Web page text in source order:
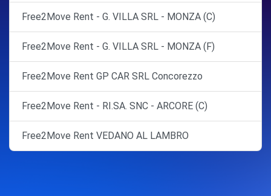
Free2Move Rent - G. VILLA SRL - MONZA (C)
Free2Move Rent - G. VILLA SRL - MONZA (F)
Free2Move Rent GP CAR SRL Concorezzo
Free2Move Rent - RI.SA. SNC - ARCORE (C)
Free2Move Rent VEDANO AL LAMBRO